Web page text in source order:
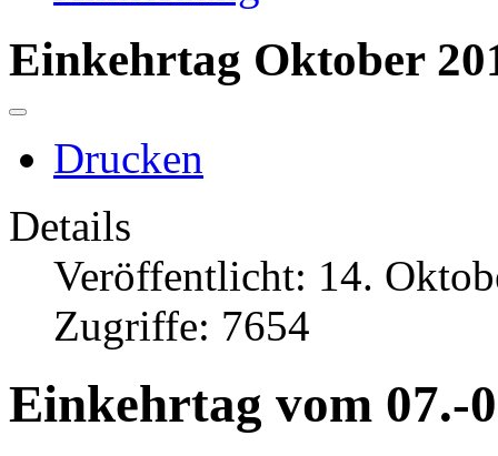
Einkehrtag Oktober
Drucken
Details
Veröffentlicht: 14.
Zugriffe: 7654
Einkehrtag vom 07.-